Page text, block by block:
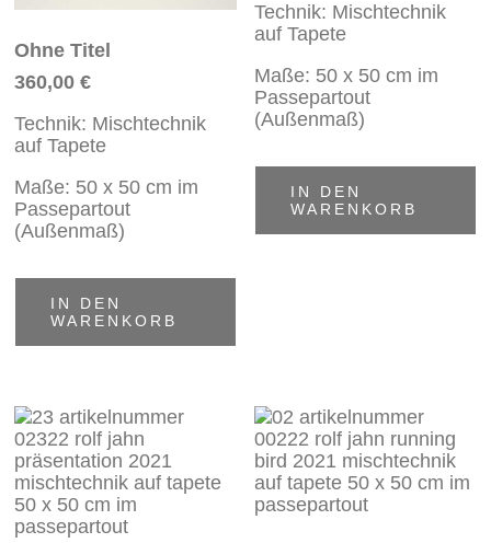
Ohne Titel
360,00€
Technik: Mischtechnik
auf Tapete
Maße: 50 x 50 cm im
Passepartout
(Außenmaß)
IN DEN
WARENKORB
Technik: Mischtechnik
auf Tapete
Maße: 50 x 50 cm im
Passepartout
(Außenmaß)
IN DEN
WARENKORB